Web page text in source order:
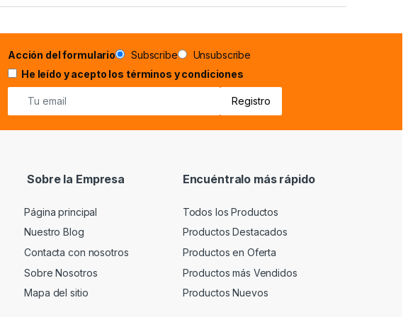
Acción del formulario Subscribe
Unsubscribe
He leído y acepto los términos y condiciones
Sobre la Empresa
Página principal
Nuestro Blog
Contacta con nosotros
Sobre Nosotros
Mapa del sitio
Encuéntralo más rápido
Todos los Productos
Productos Destacados
Productos en Oferta
Productos más Vendidos
Productos Nuevos